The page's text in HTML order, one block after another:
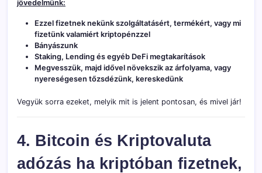
jövedelmünk:
Ezzel fizetnek nekünk szolgáltatásért, termékért, vagy mi
fizetünk valamiért kriptopénzzel
Bányászunk
Staking, Lending és egyéb DeFi megtakarítások
Megvesszük, majd idővel növekszik az árfolyama, vagy
nyereségesen tőzsdézünk, kereskedünk
Vegyük sorra ezeket, melyik mit is jelent pontosan, és mivel jár!
4. Bitcoin és Kriptovaluta
adózás ha kriptóban fizetnek,